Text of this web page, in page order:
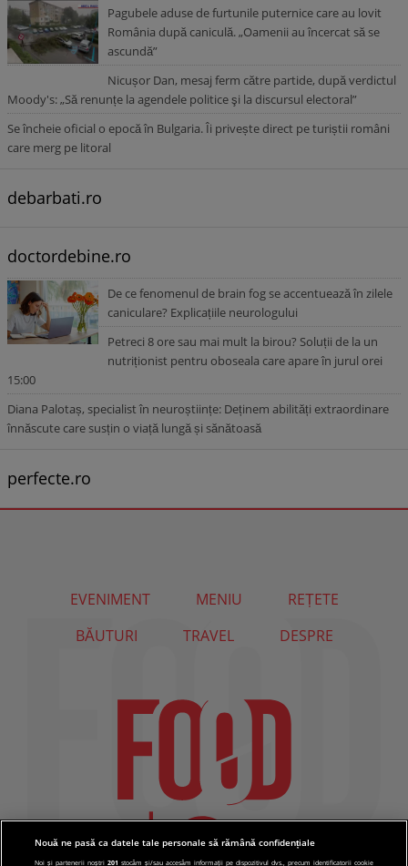
Pagubele aduse de furtunile puternice care au lovit
România după caniculă. „Oamenii au încercat să se
ascundă”
Nicușor Dan, mesaj ferm către partide, după verdictul
Moody's: „Să renunțe la agendele politice şi la discursul electoral”
Se încheie oficial o epocă în Bulgaria. Îi privește direct pe turiștii români
care merg pe litoral
debarbati.ro
doctordebine.ro
De ce fenomenul de brain fog se accentuează în zilele
caniculare? Explicațiile neurologului
Petreci 8 ore sau mai mult la birou? Soluții de la un
nutriționist pentru oboseala care apare în jurul orei
15:00
Diana Palotaș, specialist în neuroștiințe: Deținem abilități extraordinare
înnăscute care susțin o viață lungă și sănătoasă
perfecte.ro
EVENIMENT MENIU
REȚETE
BĂUTURI
TRAVEL DESPRE
Nouă ne pasă ca datele tale personale să rămână confidențiale
Noi și partenerii noștri201 stocăm și/sau accesăm informații pe dispozitivul dvs., precum identificatorii cookie